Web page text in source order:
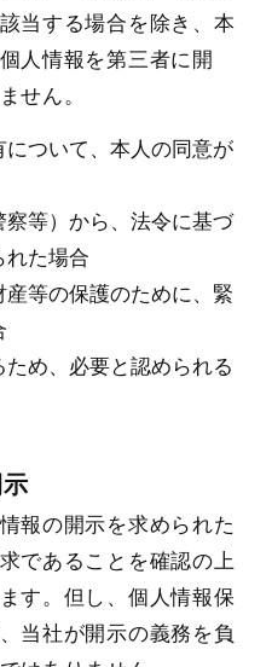
当する場合を除き、本
人情報を第三者に開
せん。
ついて、本人の同意が
等）から、法令に基づ
れた場合
等の保護のために、緊
め、必要と認められる
報の開示を求められた
であることを確認の上
す。但し、個人情報保
当社が開示の義務を負